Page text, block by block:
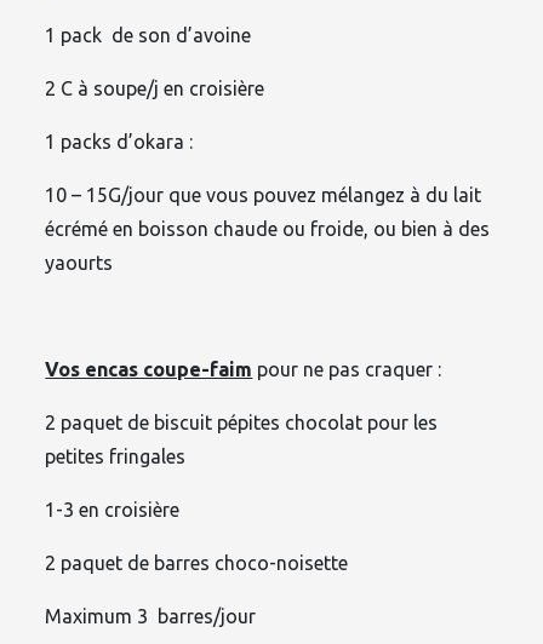
1 pack de son d’avoine
2 C à soupe/j en croisière
1 packs d’okara :
10 – 15G/jour que vous pouvez mélangez à du lait
écrémé en boisson chaude ou froide, ou bien à des
yaourts
Vos encas coupe-faim pour ne pas craquer :
2 paquet de biscuit pépites chocolat pour les
petites fringales
1-3 en croisière
2 paquet de barres choco-noisette
Maximum 3 barres/jour